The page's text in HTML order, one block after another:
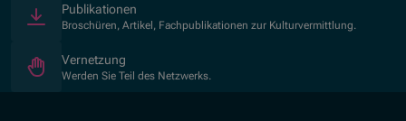
Publikationen
Broschüren, Artikel, Fachpublikationen zur Kulturvermittlung.
Vernetzung
Werden Sie Teil des Netzwerks.